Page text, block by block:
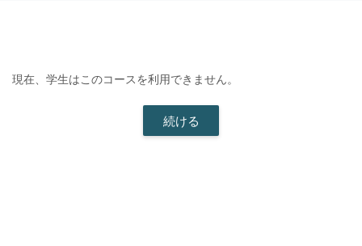
現在、学生はこのコースを利用できません。
続ける